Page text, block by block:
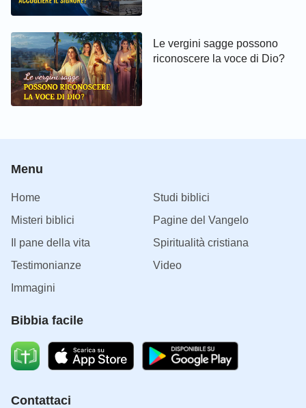
Le vergini sagge possono
riconoscere la voce di Dio?
Menu
Home
Studi biblici
Misteri biblici
Pagine del Vangelo
Il pane della vita
Spiritualità cristiana
Testimonianze
Video
Immagini
Bibbia facile
Contattaci